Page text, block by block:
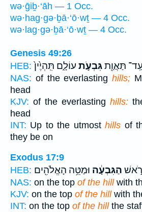
wə·ḡiḇ·‘āh — 1 Occ.
wə·hag·gə·ḇā·‘ō·wṯ — 4 Occ.
wə·lag·gə·ḇā·‘ō·wṯ — 4 Occ.
Genesis 49:26
HEB:
עַֽד־ תַּאֲוַ֖תגִּבְעֹ֣ת עוֹלָ֑ם תִּֽהְיֶ֙ין֙
NAS: of the everlastinghills;
head
KJV: of the everlasting hills:
head
INT: Up to the utmosthills of
they be on
Exodus 17:9
HEB:
הַגִּבְעָ֔ה וּמַטֵּ֥ה הָאֱלֹהִ֖ים
NAS: on the top of the hillwith
KJV: on the top of the hillwith
INT: on the top of the hillthe